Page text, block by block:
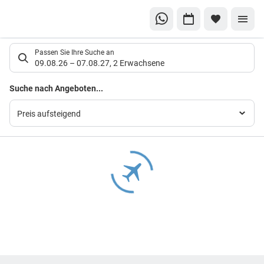
Suchlistenseite
Passen Sie Ihre Suche an
09.08.26 – 07.08.27, 2 Erwachsene
Suche nach Angeboten...
Preis aufsteigend